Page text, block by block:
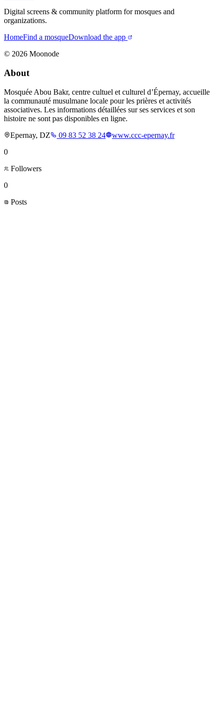
Digital screens & community platform for mosques and
organizations.
HomeFind a mosqueDownload the app
© 2026 Moonode
About
Mosquée Abou Bakr, centre cultuel et culturel d’Épernay, accueille
la communauté musulmane locale pour les prières et activités
associatives. Les informations détaillées sur ses services et son
histoire ne sont pas disponibles en ligne.
Epernay, DZ
09 83 52 38 24
www.ccc-epernay.fr
0
Followers
0
Posts